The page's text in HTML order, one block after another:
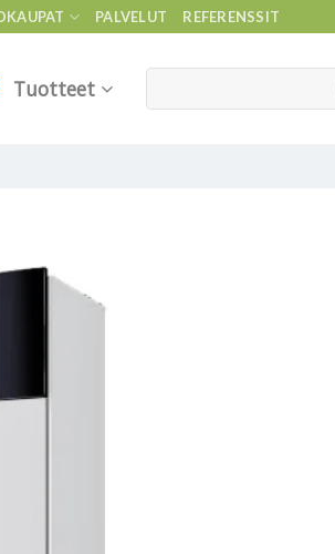
PALVELUT REFERENSSIT
Tuotteet